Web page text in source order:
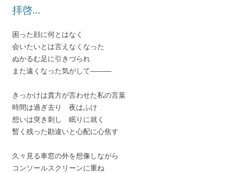
拝啓…
困った顔に何とはなく
会いたいとは言えなくなった
ぬかるむ足に引きづられ
また遠くなった気がして―――
きっかけは貴方が言わせた私の言葉
時間は過ぎ去り 夜はふけ
想いは突き刺し 眠りに就く
暫く残った勘違いと心配に心焦す
久々見る車窓の外を想像しながら
コンソールスクリーンに重ね